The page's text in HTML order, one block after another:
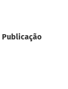
Publicação